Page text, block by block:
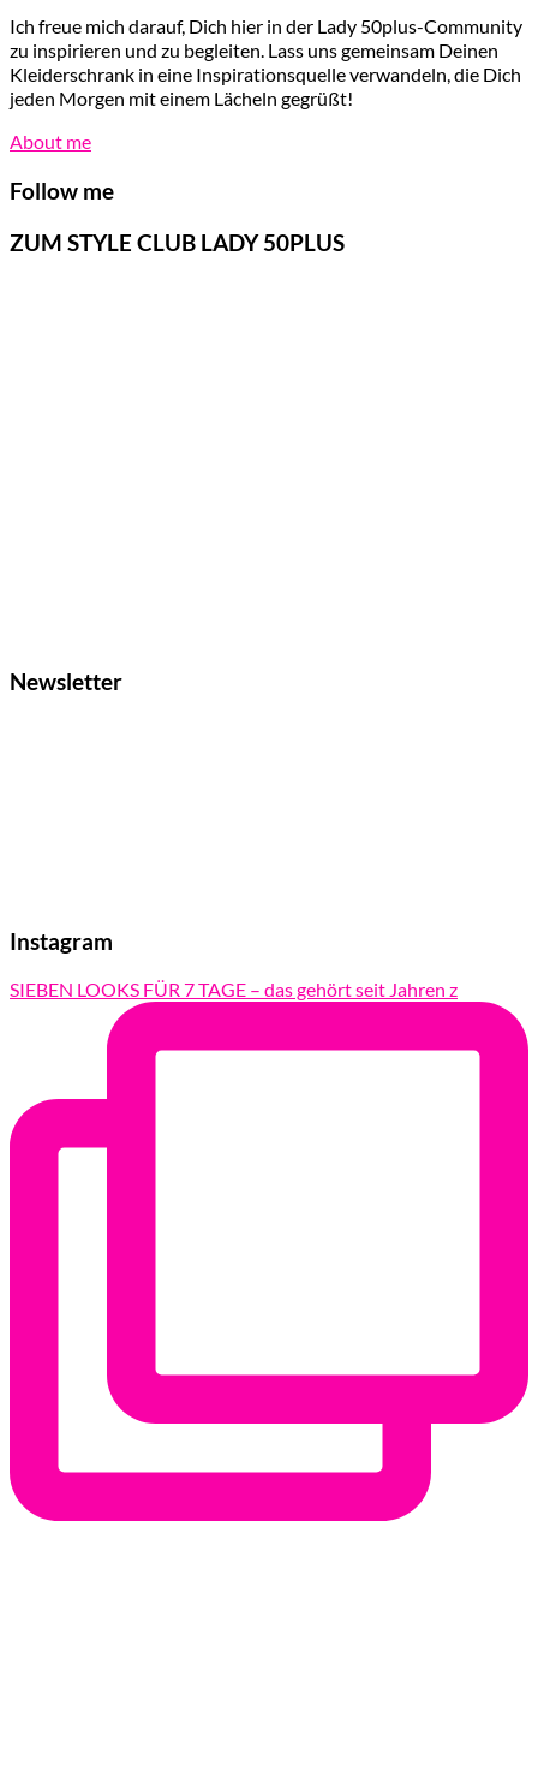
Ich freue mich darauf, Dich hier in der Lady 50plus-Community
zu inspirieren und zu begleiten. Lass uns gemeinsam Deinen
Kleiderschrank in eine Inspirationsquelle verwandeln, die Dich
jeden Morgen mit einem Lächeln gegrüßt!
About me
Follow me
ZUM STYLE CLUB LADY 50PLUS
Newsletter
Instagram
SIEBEN LOOKS FÜR 7 TAGE – das gehört seit Jahren z